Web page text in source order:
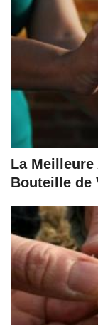
La Meilleure
Bouteille de